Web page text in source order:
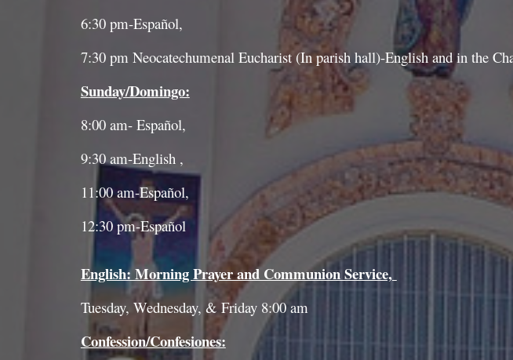
6:30 pm-Español,
7:30 pm Neocatechumenal Eucharist(In parish hall)-English and in the
Sunday/Domingo:
8:00 am- Español,
9:30 am-English ,
11:00 am-Español,
12:30 pm-Español
English: Morning Prayer and Communion Service,
Tuesday, Wednesday, & Friday 8:00 am
Confession/Confesiones: